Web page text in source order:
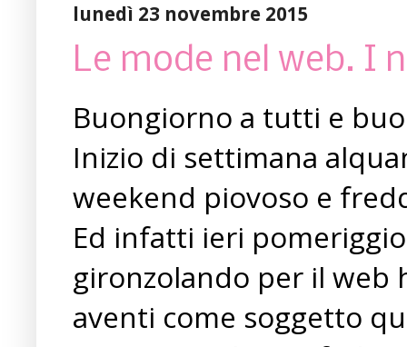
lunedì 23 novembre 2015
Le mode nel web. I
Buongiorno a tutti e
Inizio di settimana
weekend piovoso e
Ed infatti ieri
gironzolando per il web
aventi come soggetto